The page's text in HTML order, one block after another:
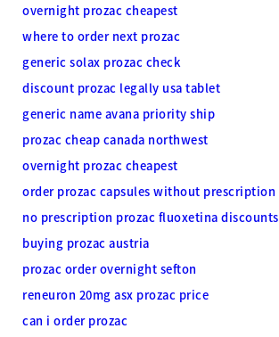
overnight prozac cheapest
where to order next prozac
generic solax prozac check
discount prozac legally usa tablet
generic name avana priority ship
prozac cheap canada northwest
overnight prozac cheapest
order prozac capsules without prescription
no prescription prozac fluoxetina discounts
buying prozac austria
prozac order overnight sefton
reneuron 20mg asx prozac price
can i order prozac